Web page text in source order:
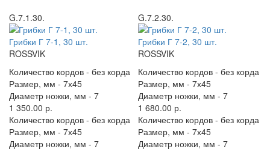
G.7.1.30.
Грибки Г 7-1, 30 шт.
ROSSVIK
Количество кордов - без корда
Размер, мм - 7х45
Диаметр ножки, мм - 7
1 350.00 р.
Количество кордов - без корда
Размер, мм - 7х45
Диаметр ножки, мм - 7
G.7.2.30.
Грибки Г 7-2, 30 шт.
ROSSVIK
Количество кордов - без корда
Размер, мм - 7х45
Диаметр ножки, мм - 7
1 680.00 р.
Количество кордов - без корда
Размер, мм - 7х45
Диаметр ножки, мм - 7